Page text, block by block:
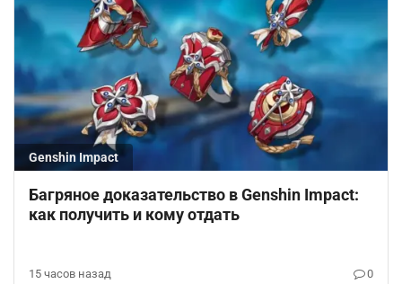
Genshin Impact
Багряное доказательство в Genshin Impact:
как получить и кому отдать
15 часов назад 0